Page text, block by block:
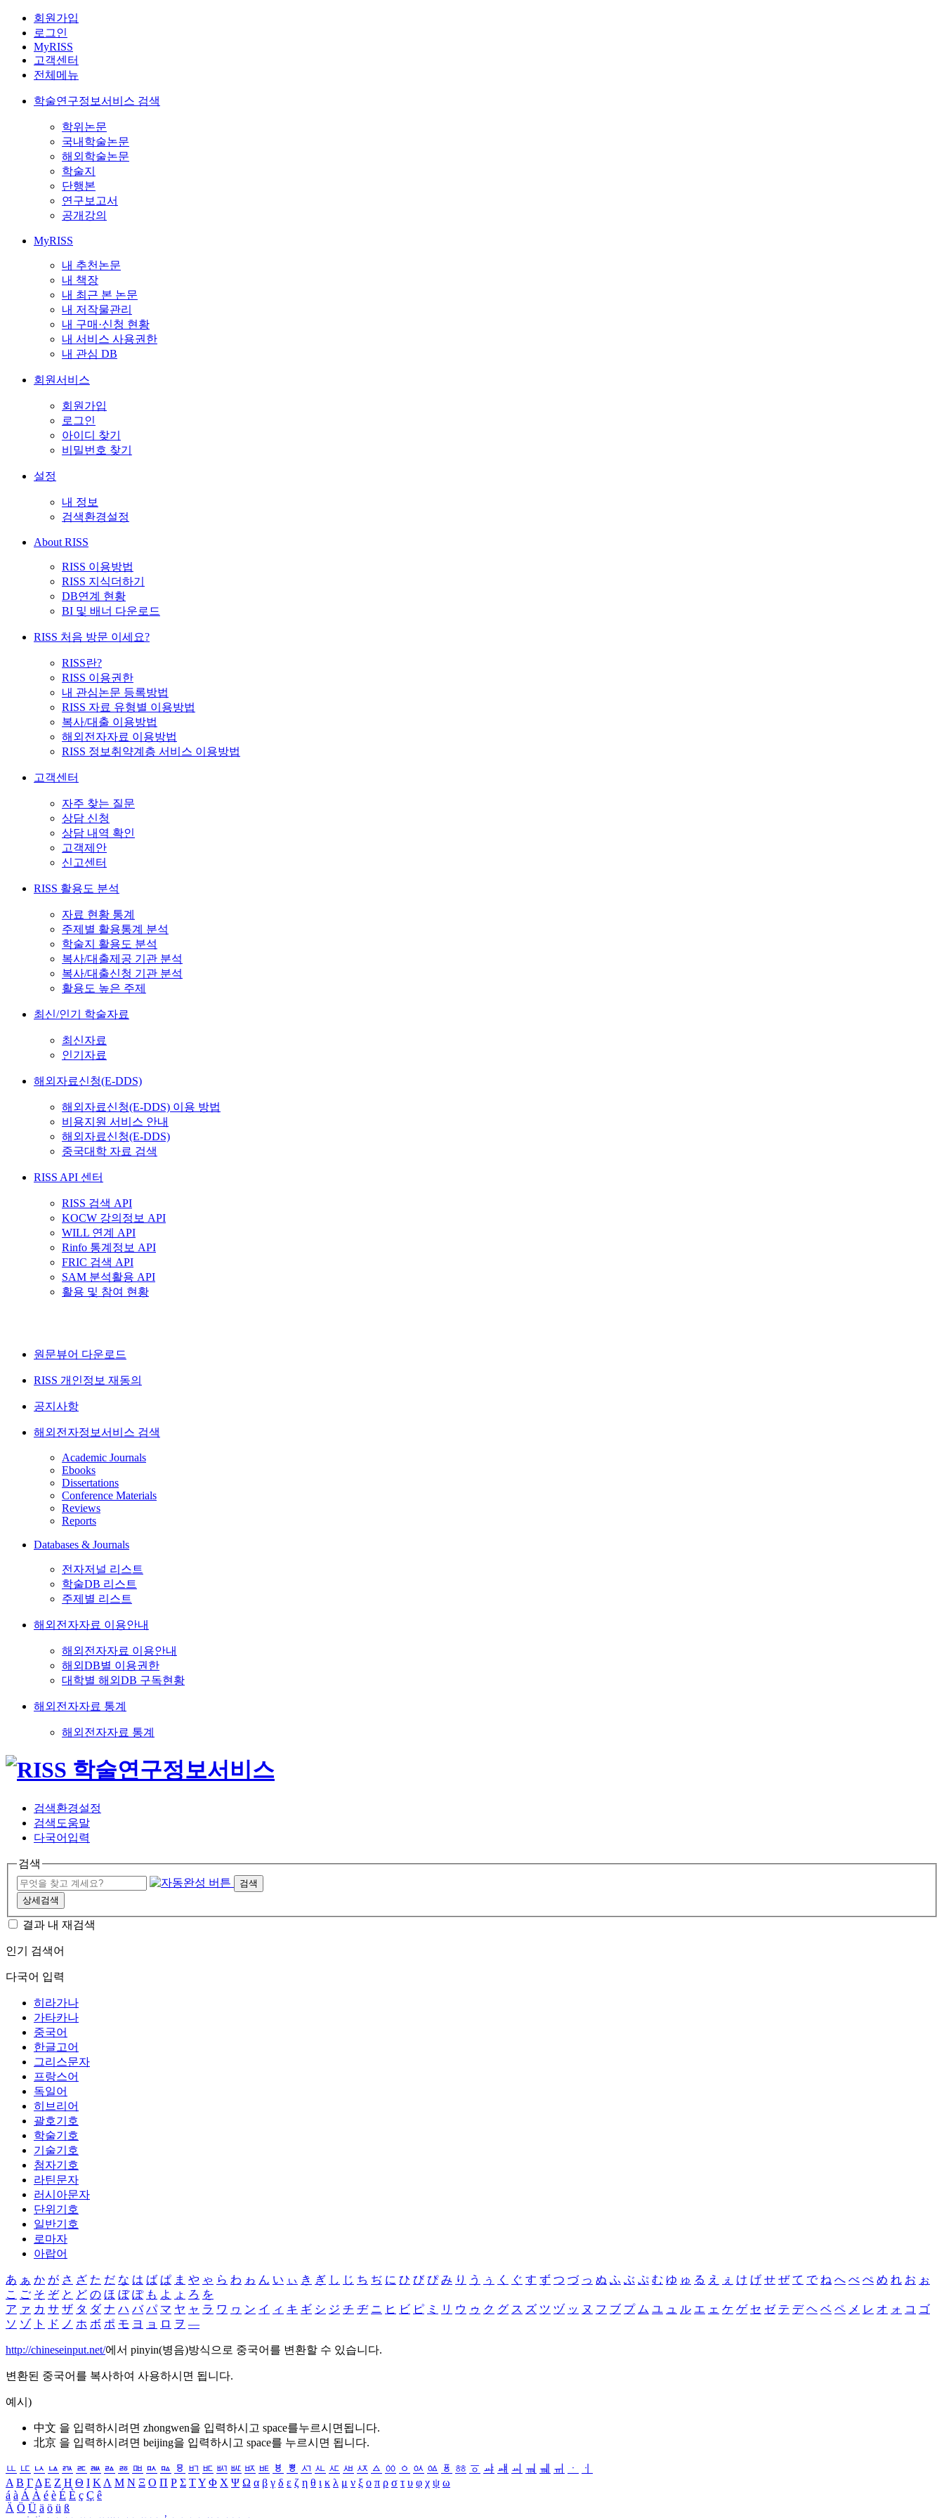
회원가입
로그인
MyRISS
고객센터
전체메뉴
학술연구정보서비스 검색
학위논문
국내학술논문
해외학술논문
학술지
단행본
연구보고서
공개강의
MyRISS
내 추천논문
내 책장
내 최근 본 논문
내 저작물관리
내 구매·신청 현황
내 서비스 사용권한
내 관심 DB
회원서비스
회원가입
로그인
아이디 찾기
비밀번호 찾기
설정
내 정보
검색환경설정
About RISS
RISS 이용방법
RISS 지식더하기
DB연계 현황
BI 및 배너 다운로드
RISS 처음 방문 이세요?
RISS란?
RISS 이용권한
내 관심논문 등록방법
RISS 자료 유형별 이용방법
복사/대출 이용방법
해외전자자료 이용방법
RISS 정보취약계층 서비스 이용방법
고객센터
자주 찾는 질문
상담 신청
상담 내역 확인
고객제안
신고센터
RISS 활용도 분석
자료 현황 통계
주제별 활용통계 분석
학술지 활용도 분석
복사/대출제공 기관 분석
복사/대출신청 기관 분석
활용도 높은 주제
최신/인기 학술자료
최신자료
인기자료
해외자료신청(E-DDS)
해외자료신청(E-DDS) 이용 방법
비용지원 서비스 안내
해외자료신청(E-DDS)
중국대학 자료 검색
RISS API 센터
RISS 검색 API
KOCW 강의정보 API
WILL 연계 API
Rinfo 통계정보 API
FRIC 검색 API
SAM 분석활용 API
활용 및 참여 현황
원문뷰어 다운로드
RISS 개인정보 재동의
공지사항
해외전자정보서비스 검색
Academic Journals
Ebooks
Dissertations
Conference Materials
Reviews
Reports
Databases & Journals
전자저널 리스트
학술DB 리스트
주제별 리스트
해외전자자료 이용안내
해외전자자료 이용안내
해외DB별 이용권한
대학별 해외DB 구독현황
해외전자자료 통계
해외전자자료 통계
검색환경설정
검색도움말
다국어입력
검색
검색
상세검색
결과 내 재검색
인기 검색어
다국어 입력
히라가나
가타카나
중국어
한글고어
그리스문자
프랑스어
독일어
히브리어
괄호기호
학술기호
기술기호
첨자기호
라틴문자
러시아문자
단위기호
일반기호
로마자
아랍어
あ ぁ か が さ ざ た だ な は ば ぱ ま や ゃ ら わ ゎ ん い ぃ き ぎ し じ ち ぢ に ひ び ぴ み り う ぅ く ぐ す ず つ づ っ ぬ ふ ぶ ぷ む ゆ ゅ る え ぇ け げ せ ぜ て で ね へ べ ぺ め れ お ぉ
こ ご そ ぞ と ど の ほ ぼ ぽ も よ ょ ろ を
ア ァ カ サ ザ タ ダ ナ ハ バ パ マ ヤ ャ ラ ワ ヮ ン イ ィ キ ギ シ ジ チ ヂ ニ ヒ ビ ピ ミ リ ウ ゥ ク グ ス ズ ツ ヅ ッ ヌ フ ブ プ ム ユ ュ ル エ ェ ケ ゲ セ ゼ テ デ ヘ ベ ペ メ レ オ ォ コ ゴ
ソ ゾ ト ド ノ ホ ボ ポ モ ヨ ョ ロ ヲ ―
http://chineseinput.net/에서 pinyin(병음)방식으로 중국어를 변환할 수 있습니다.
변환된 중국어를 복사하여 사용하시면 됩니다.
예시)
中文 을 입력하시려면 zhongwen을 입력하시고 space를누르시면됩니다.
北京 을 입력하시려면 beijing을 입력하시고 space를 누르시면 됩니다.
ㅥ ㅦ ㅧ ㅨ ㅩ ㅪ ㅫ ㅬ ㅭ ㅮ ㅯ ㅰ ㅱ ㅲ ㅳ ㅴ ㅵ ㅶ ㅷ ㅸ ㅹ ㅺ ㅻ ㅼ ㅽ ㅾ ㅿ ㆀ ㆁ ㆂ ㆃ ㆄ ㆅ ㆆ ㆇ ㆈ ㆉ ㆊ ㆋ ㆌ ㆍ
ㆎ
Α Β ΓΔ Ε Ζ Η Θ Ι ΚΛ Μ Ν Ξ Ο Π Ρ Σ ΤΥ Φ Χ Ψ Ω α β γ δ ε ζ η θ ι κ λ μ ν ξ ο π ρ σ τ υ φ χ ψ ω
á à Á À é è É È ç Ç ê
Ä Ö Ü ä ö ü ß